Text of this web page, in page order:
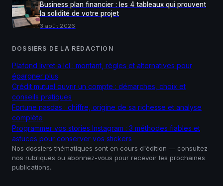
Business plan financier : les 4 tableaux qui prouvent
la solidité de votre projet
3 août 2026
DOSSIERS DE LA RÉDACTION
Plafond livret a lcl : montant, règles et alternatives pour
épargner plus
Crédit mutuel ouvrir un compte : démarches, choix et
conseils pratiques
Fortune nasdas : chiffre, origine de sa richesse et analyse
complète
Programmer vos stories Instagram : 3 méthodes fiables et
astuces pour conserver vos stickers
Nos dossiers thématiques sont en cours d'édition — consultez
nos rubriques ou abonnez-vous pour recevoir les prochaines
publications.